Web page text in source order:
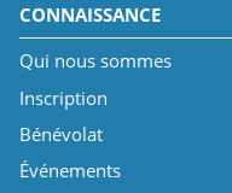
CONNAISSANCE
Qui nous sommes
Inscription
Bénévolat
Événements